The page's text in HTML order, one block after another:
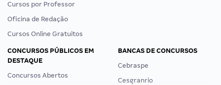
Cursos por Professor
Oficina de Redação
Cursos Online Gratuitos
CONCURSOS PÚBLICOS EM
DESTAQUE
Concursos Abertos
BANCAS DE CONCURSOS
Cebraspe
Cesgranrio